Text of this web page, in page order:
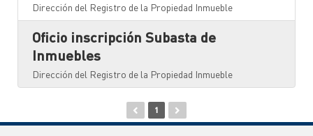
Dirección del Registro de la Propiedad Inmueble
Oficio inscripción Subasta de
Inmuebles
Dirección del Registro de la Propiedad Inmueble
1